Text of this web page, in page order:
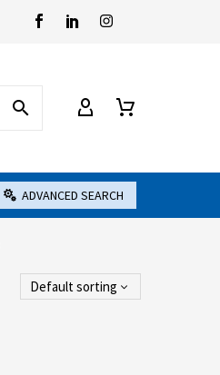
ADVANCED SEARCH
Default sorting